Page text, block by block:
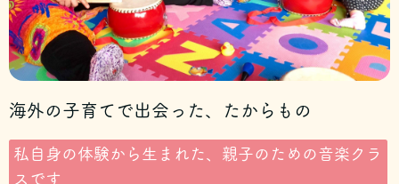
海外の子育てで出会った、たからもの
私自身の体験から生まれた、親子のための音楽クラ
スです